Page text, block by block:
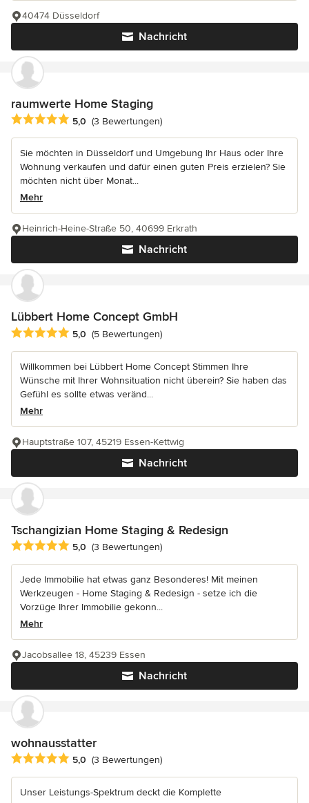
Nachricht
40474 Düsseldorf
raumwerte Home Staging
Durchschnittliche Bewertung: 5 von 5 Sternen
5,0 (3 Bewertungen)
Sie möchten in Düsseldorf und Umgebung Ihr Haus oder Ihre
Wohnung verkaufen und dafür einen guten Preis erzielen? Sie
möchten nicht über Monat...
Mehr
Nachricht
Heinrich-Heine-Straße 50, 40699 Erkrath
Lübbert Home Concept GmbH
Durchschnittliche Bewertung: 5 von 5 Sternen
5,0 (5 Bewertungen)
Willkommen bei Lübbert Home Concept Stimmen Ihre
Wünsche mit Ihrer Wohnsituation nicht überein? Sie haben das
Gefühl es sollte etwas veränd...
Mehr
Nachricht
Hauptstraße 107, 45219 Essen-Kettwig
Tschangizian Home Staging & Redesign
Durchschnittliche Bewertung: 5 von 5 Sternen
5,0 (3 Bewertungen)
Jede Immobilie hat etwas ganz Besonderes! Mit meinen
Werkzeugen - Home Staging & Redesign - setze ich die
Vorzüge Ihrer Immobilie gekonn...
Mehr
Nachricht
Jacobsallee 18, 45239 Essen
wohnausstatter
Durchschnittliche Bewertung: 5 von 5 Sternen
5,0 (3 Bewertungen)
Unser Leistungs-Spektrum deckt die Komplette